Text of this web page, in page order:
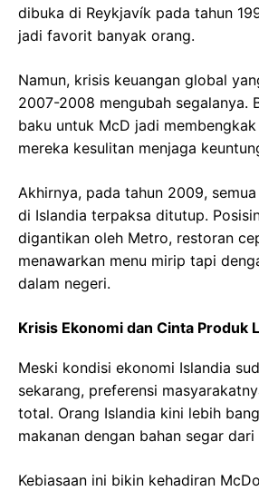
dibuka di Reykjavík pada tahun
jadi favorit banyak orang.
Namun, krisis keuangan global
2007-2008 mengubah segalanya.
baku untuk McD jadi
mereka kesulitan menjaga
Akhirnya, pada tahun 2009, semua
di Islandia terpaksa ditutup.
digantikan oleh Metro, restoran
menawarkan menu mirip tapi
dalam negeri.
Krisis Ekonomi dan Cinta Produk
Meski kondisi ekonomi Islandia
sekarang, preferensi
total. Orang Islandia kini lebih
makanan dengan bahan segar
Kebiasaan ini bikin kehadiran